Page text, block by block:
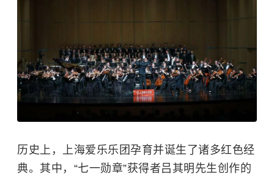
历史上，上海爱乐乐团孕育并诞生了诸多红色经
典。其中，“七一勋章”获得者吕其明 先生创作的